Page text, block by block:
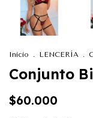
Inicio . LENCERÍA .
Conjunto
$60.000